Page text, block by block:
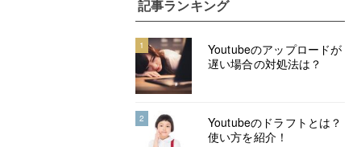
記事ランキング
1
Youtubeのアップロードが
遅い場合の対処法は？
2
Youtubeのドラフトとは？
使い方を紹介！